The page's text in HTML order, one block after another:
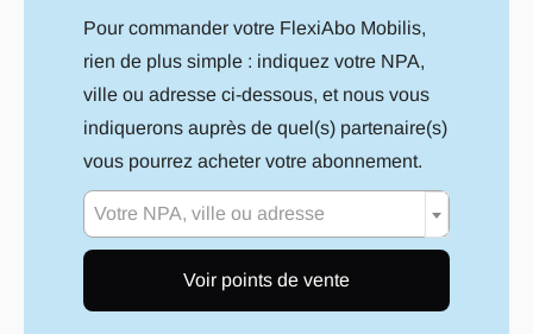
Pour commander votre FlexiAbo Mobilis,
rien de plus simple : indiquez votre NPA,
ville ou adresse ci-dessous, et nous vous
indiquerons auprès de quel(s) partenaire(s)
vous pourrez acheter votre abonnement.
Votre NPA, ville ou adresse
Voir points de vente